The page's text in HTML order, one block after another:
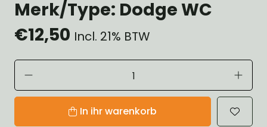
Merk/Type: Dodge WC
€12,50 Incl. 21% BTW
In ihr warenkorb